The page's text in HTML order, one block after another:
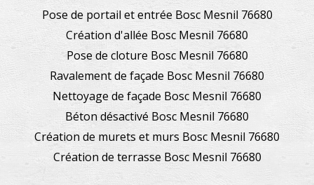
Pose de portail et entrée Bosc Mesnil 76680
Création d'allée Bosc Mesnil 76680
Pose de cloture Bosc Mesnil 76680
Ravalement de façade Bosc Mesnil 76680
Nettoyage de façade Bosc Mesnil 76680
Béton désactivé Bosc Mesnil 76680
Création de murets et murs Bosc Mesnil 76680
Création de terrasse Bosc Mesnil 76680